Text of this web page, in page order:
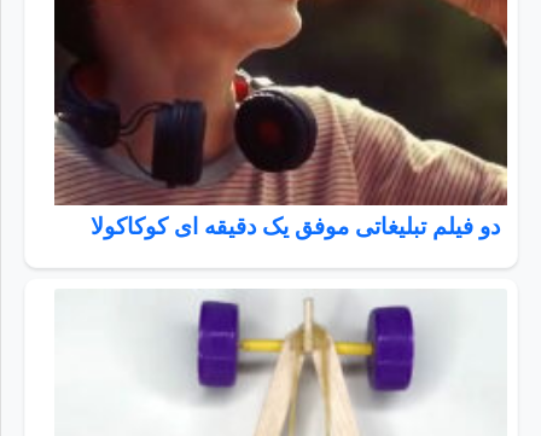
دو فیلم تبلیغاتی موفق یک دقیقه ای کوکاکولا